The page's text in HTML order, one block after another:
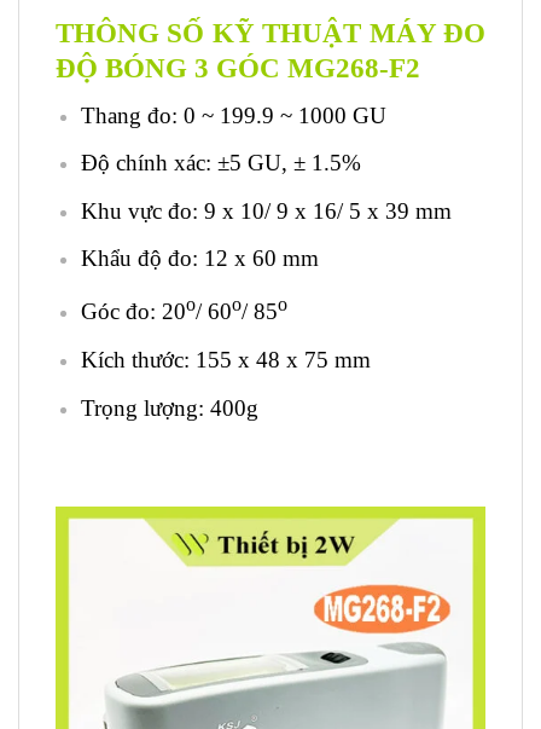
THÔNG SỐ KỸ THUẬT MÁY ĐO
ĐỘ BÓNG 3 GÓC MG268-F2
Thang đo: 0 ~ 199.9 ~ 1000 GU
Độ chính xác: ±5 GU, ± 1.5%
Khu vực đo: 9 x 10/ 9 x 16/ 5 x 39 mm
Khẩu độ đo: 12 x 60 mm
Góc đo: 20o/ 60o/ 85o
Kích thước: 155 x 48 x 75 mm
Trọng lượng: 400g